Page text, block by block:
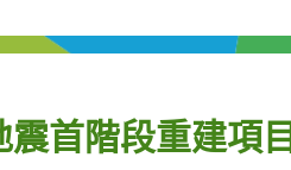
首階段重建項目